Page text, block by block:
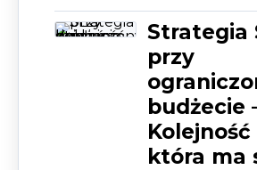
Strategia
przy
budżecie
Kolejność
która ma